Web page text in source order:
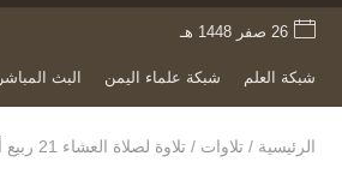
26 صفر 1448 هـ
شبكة العلم شبكة علماء اليمن البث المباشر
الرئيسية / تلاوات / تلاوة لصلاة العشاء 21 ربيع أول 1440